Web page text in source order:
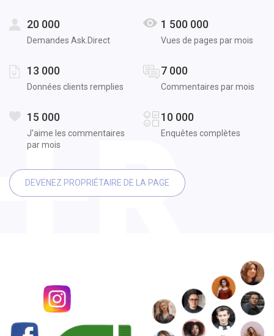
20 000
Demandes Ask.Direct
1 500 000
Vues de pages par mois
13 000
Données clients remplies
7 000
Commentaires par mois
15 000
J'aime les commentaires
par mois
10 000
Enquêtes complètes
DEVENEZ PROPRIÉTAIRE DE LA PAGE